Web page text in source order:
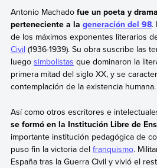
Antonio Machado fue un poeta y
perteneciente a la generación del 98.
de los máximos exponentes literarios
Civil (1936-1939). Su obra suscribe las
luego simbolistas que dominaron la
primera mitad del siglo XX, y se
contemplación de la existencia humana.
Así como otros escritores e
se formó en la Institución Libre de
importante institución pedagógica de
puso fin la victoria del franquismo.
España tras la Guerra Civil y vivió el